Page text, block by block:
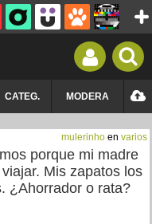
CATEG. MODERA
mulerinho en varios
porque mi madre
Mis zapatos los
¿Ahorrador o rata?